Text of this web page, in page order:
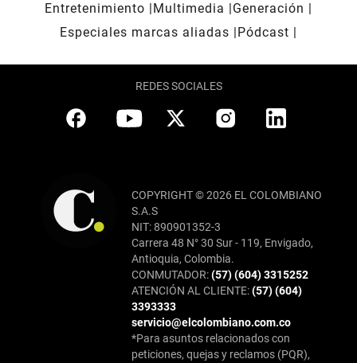
Entretenimiento
Multimedia
Generación
Especiales marcas aliadas
Pódcast
REDES SOCIALES
COPYRIGHT © 2026 EL COLOMBIANO
S.A.S
NIT: 890901352-3
Carrera 48 N° 30 Sur - 119, Envigado,
Antioquia, Colombia.
CONMUTADOR:(57) (604) 3315252
ATENCIÓN AL CLIENTE:(57) (604)
3393333
servicio@elcolombiano.com.co
*Para asuntos relacionados con
peticiones, quejas y reclamos (PQR),